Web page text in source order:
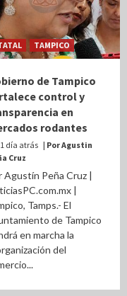
TAMPICO
de Tampico
control y
en
rodantes
1 día atrás | Por Agustin
Cruz
Agustín Peña Cruz |
|
Tamps.- El
de Tampico
en marcha la
del